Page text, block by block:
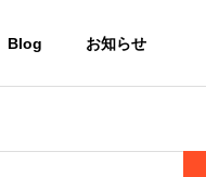
Blog お知らせ